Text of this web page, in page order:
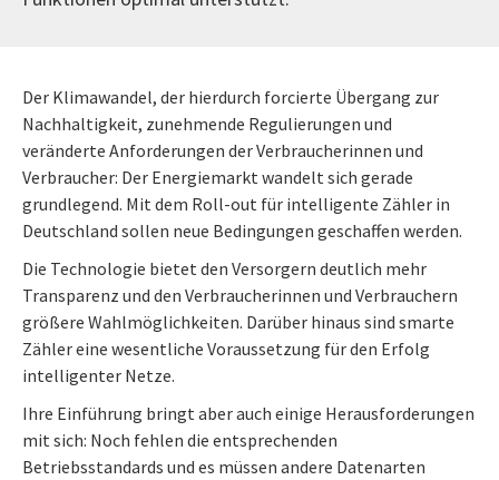
Der Klimawandel, der hierdurch forcierte Übergang zur
Nachhaltigkeit, zunehmende Regulierungen und
veränderte Anforderungen der Verbraucherinnen und
Verbraucher: Der Energiemarkt wandelt sich gerade
grundlegend. Mit dem Roll-out für intelligente Zähler in
Deutschland sollen neue Bedingungen geschaffen werden.
Die Technologie bietet den Versorgern deutlich mehr
Transparenz und den Verbraucherinnen und Verbrauchern
größere Wahlmöglichkeiten. Darüber hinaus sind smarte
Zähler eine wesentliche Voraussetzung für den Erfolg
intelligenter Netze.
Ihre Einführung bringt aber auch einige Herausforderungen
mit sich: Noch fehlen die entsprechenden
Betriebsstandards und es müssen andere Datenarten